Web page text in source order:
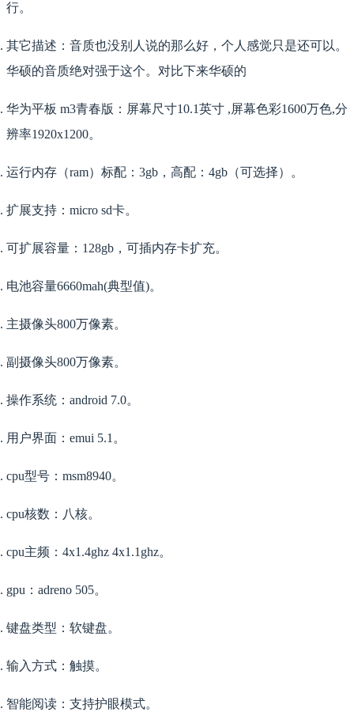
行。
其它描述：音质也没别人说的那么好，个人感觉只是还可以。
华硕的音质绝对强于这个。对比下来华硕的
华为平板 m3青春版：屏幕尺寸10.1英寸 ,屏幕色彩1600万色,分
辨率1920x1200。
运行内存（ram）标配：3gb，高配：4gb（可选择）。
扩展支持：micro sd卡。
可扩展容量：128gb，可插内存卡扩充。
电池容量6660mah(典型值)。
主摄像头800万像素。
副摄像头800万像素。
操作系统：android 7.0。
用户界面：emui 5.1。
cpu型号：msm8940。
cpu核数：八核。
cpu主频：4x1.4ghz 4x1.1ghz。
gpu：adreno 505。
键盘类型：软键盘。
输入方式：触摸。
智能阅读：支持护眼模式。